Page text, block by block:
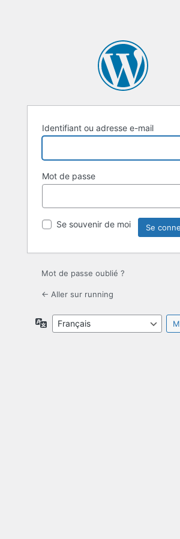
Identifiant ou adresse e-mail
Mot de passe
Se souvenir de moi
Mot de passe oublié ?
← Aller sur running
Langue